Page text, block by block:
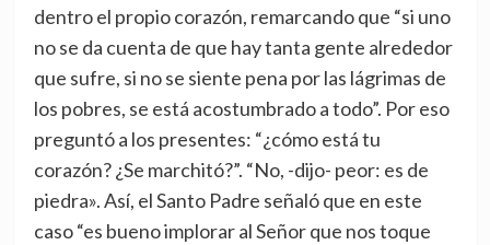
dentro el propio corazón, remarcando que “si uno
no se da cuenta de que hay tanta gente alrededor
que sufre, si no se siente pena por las lágrimas de
los pobres, se está acostumbrado a todo”. Por eso
preguntó a los presentes: “¿cómo está tu
corazón? ¿Se marchitó?”. “No, -dijo- peor: es de
piedra». Así, el Santo Padre señaló que en este
caso “es bueno implorar al Señor que nos toque